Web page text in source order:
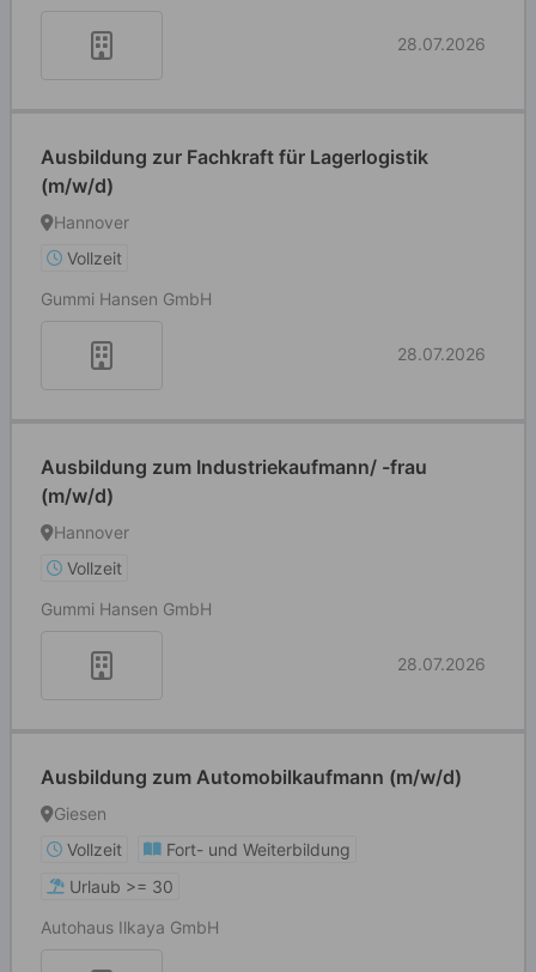
28.07.2026
Ausbildung zur Fachkraft für Lagerlogistik
(m/w/d)
Hannover
Vollzeit
Gummi Hansen GmbH
28.07.2026
Ausbildung zum Industriekaufmann/ -frau
(m/w/d)
Hannover
Vollzeit
Gummi Hansen GmbH
28.07.2026
Ausbildung zum Automobilkaufmann (m/w/d)
Giesen
Vollzeit
Fort- und Weiterbildung
Urlaub >= 30
Autohaus Ilkaya GmbH